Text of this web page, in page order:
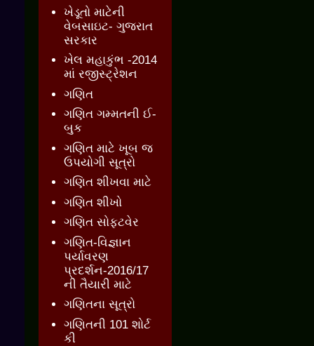
ખેડૂતો માટેની
વેબસાઇટ- ગુજરાત
સરકાર
ખેલ મહાકુંભ -2014
માં રજીસ્ટ્રેશન
ગણિત
ગણિત ગમ્મતની ઈ-
બુક
ગણિત માટે ખૂબ જ
ઉપયોગી સૂત્રો
ગણિત શીખવા માટે
ગણિત શીખો
ગણિત સોફ્ટવેર
ગણિત-વિજ્ઞાન
પર્યાવરણ
પ્રદર્શન-2016/17
ની તૈયારી માટે
ગણિતના સૂત્રો
ગણિતની 101 શોર્ટ
કી